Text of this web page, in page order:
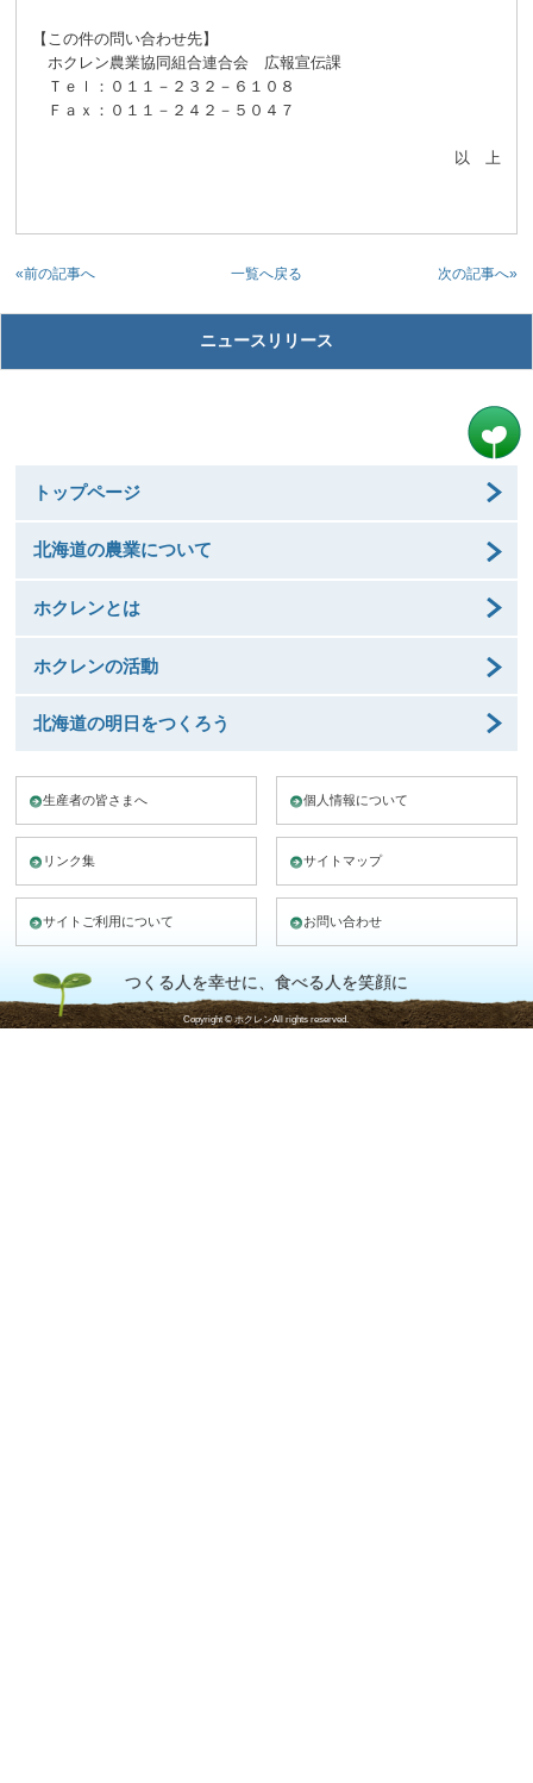
【この件の問い合わせ先】
ホクレン農業協同組合連合会 広報宣伝課
Ｔｅｌ：０１１－２３２－６１０８
Ｆａｘ：０１１－２４２－５０４７
以 上
一覧へ戻る
«前の記事へ 次の記事へ»
ニュースリリース
トップページ
北海道の農業について
ホクレンとは
ホクレンの活動
北海道の明日をつくろう
生産者の皆さまへ 個人情報について
リンク集 サイトマップ
サイトご利用について お問い合わせ
つくる人を幸せに、食べる人を笑顔に
Copyright © ホクレンAll rights reserved.